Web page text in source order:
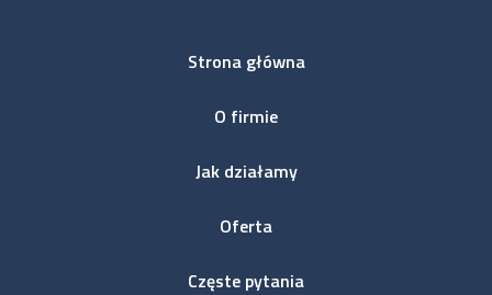
Strona główna
O firmie
Jak działamy
Oferta
Częste pytania